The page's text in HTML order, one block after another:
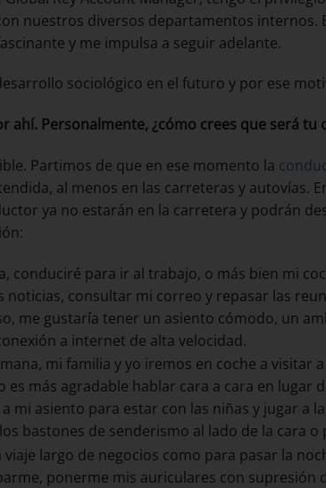
nuestros diversos departamentos internos.
y me impulsa a seguir adelante.
sociológico en el futuro y por ese
ahí. Personalmente, ¿cómo crees que será tu
Partimos de que en ese momento la
al menos en las carreteras y autovías.
ya no estarán en la carretera y podrán
conduciré para ir al trabajo, o más bien mi
noticias, consultar mi correo y repasar las
me gustaría tener un asiento cómodo, un
a internet de alta velocidad.
mi familia y yo iremos en coche a visitar
es más agradable hablar cara a cara en
mi asiento para estar con las niñas y jugar a
bastones de senderismo al lado de la cara
viaje largo de negocios como para pasar la
ponerme mis auriculares con supresión